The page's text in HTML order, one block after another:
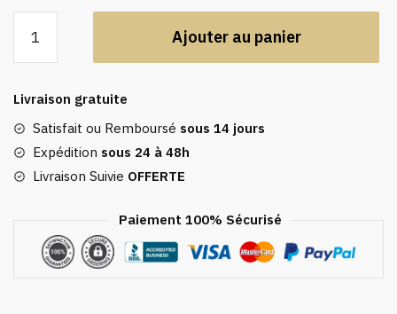
Caftan
simple
Ajouter au panier
Livraison gratuite
Satisfait ou Remboursé sous 14 jours
Expédition sous 24 à 48h
Livraison Suivie OFFERTE
Paiement 100% Sécurisé